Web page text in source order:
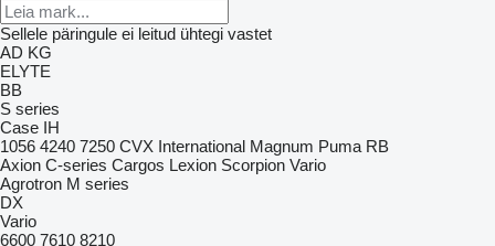
Sellele päringule ei leitud ühtegi vastet
AD KG
ELYTE
BB
S series
Case IH
1056 4240 7250 CVX International Magnum Puma RB
Axion C-series Cargos Lexion Scorpion Vario
Agrotron M series
DX
Vario
6600 7610 8210